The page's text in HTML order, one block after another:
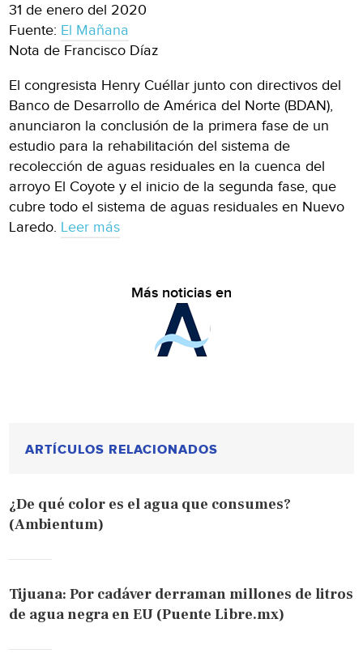
31 de enero del 2020
Fuente: El Mañana
Nota de Francisco Díaz
El congresista Henry Cuéllar junto con directivos del
Banco de Desarrollo de América del Norte (BDAN),
anunciaron la conclusión de la primera fase de un
estudio para la rehabilitación del sistema de
recolección de aguas residuales en la cuenca del
arroyo El Coyote y el inicio de la segunda fase, que
cubre todo el sistema de aguas residuales en Nuevo
Laredo. Leer más
Más noticias en
ARTÍCULOS RELACIONADOS
¿De qué color es el agua que consumes?
(Ambientum)
Tijuana: Por cadáver derraman millones de litros
de agua negra en EU (Puente Libre.mx)